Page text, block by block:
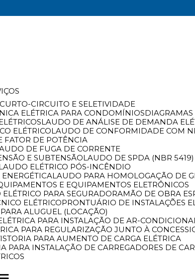
CURTO-CIRCUITO E SELETIVIDADE
ELÉTRICA PARA CONDOMÍNIOS
LAUDO DE ANÁLISE DE DEMANDA
ELÉTRICO LAUDO DE CONFORMIDADE COM
FATOR DE POTÊNCIA
DE FUGA DE CORRENTE
E SUBTENSÃO LAUDO DE SPDA (NBR 5419)
LAUDO ELÉTRICO PÓS-INCÊNDIO
LAUDO PARA HOMOLOGAÇÃO DE
E EQUIPAMENTOS ELETRÔNICOS
ELÉTRICO PARA SEGURADORA
MÃO DE OBRA
ELÉTRICO
PRONTUÁRIO DE INSTALAÇÕES
PARA ALUGUEL (LOCAÇÃO)
ELÉTRICA PARA INSTALAÇÃO DE AR-
PARA REGULARIZAÇÃO JUNTO À
VISTORIA PARA AUMENTO DE CARGA ELÉTRICA
PARA INSTALAÇÃO DE CARREGADORES DE